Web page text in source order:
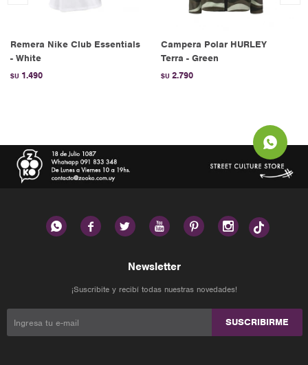
Remera Nike Club Essentials
- White
$U 1.490
Campera Polar HURLEY
Terra - Green
$U 2.790
     
Newsletter
¡Suscribite y recibí todas nuestras novedades!
SUSCRIBIRME